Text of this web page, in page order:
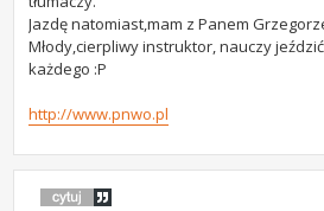
Jazdę natomiast,mam z Panem
Młody,cierpliwy instruktor, nauczy jeździć
każdego :P
http://www.pnwo.pl